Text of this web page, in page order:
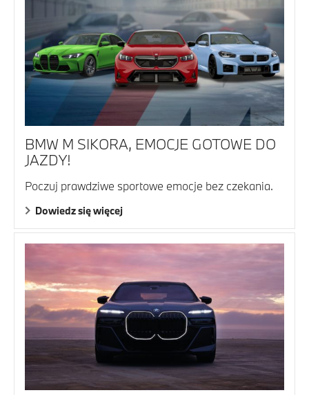
BMW M SIKORA, EMOCJE GOTOWE DO
JAZDY!
Poczuj prawdziwe sportowe emocje bez czekania.
Dowiedz się więcej